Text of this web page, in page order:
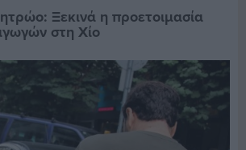
Ξεκινά η προετοιμασία
στη Χίο